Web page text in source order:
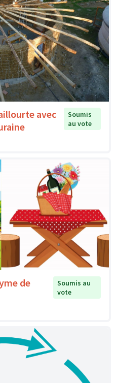
avec
Soumis
au vote
de
Soumis au
vote